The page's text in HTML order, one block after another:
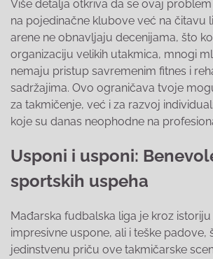
Više detalja otkriva da se ovaj
na pojedinačne klubove već na čitavu
arene ne obnavljaju decenijama, što
organizaciju velikih utakmica, mnogi
nemaju pristup savremenim fitnes i
sadržajima. Ovo ograničava tvoje
za takmičenje, već i za razvoj
koje su danas neophodne na
Usponi i usponi:
sportskih uspeha
Mađarska fudbalska liga je kroz istoriju
impresivne usponе, ali i teške padove,
jedinstvenu priču ove takmičarske